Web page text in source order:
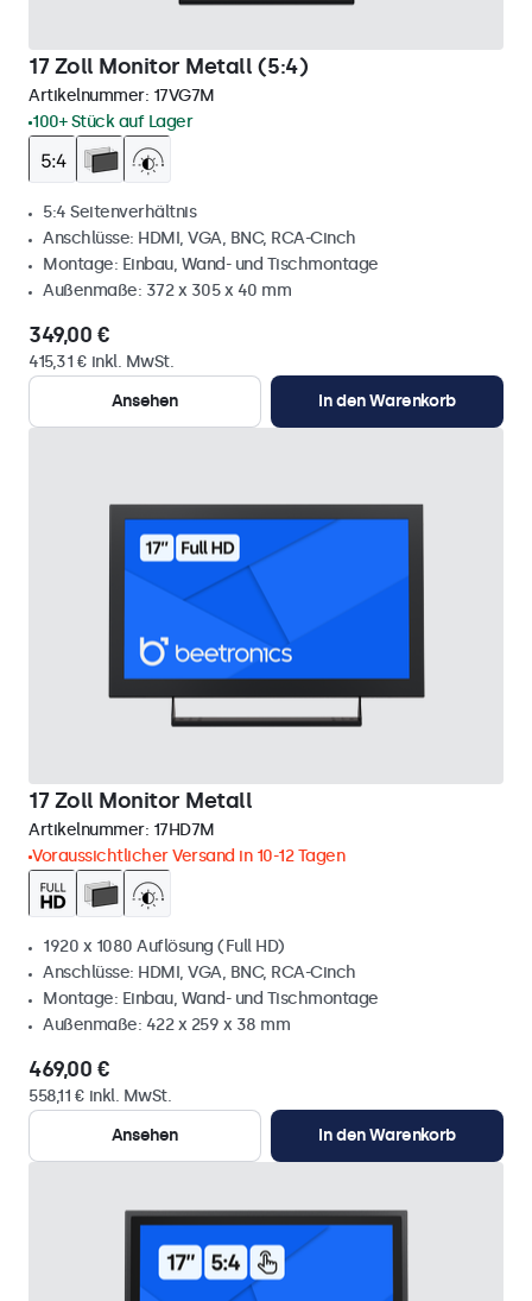
17 Zoll Monitor Metall (5:4)
Artikelnummer: 17VG7M
100+ Stück auf Lager
5:4 Seitenverhältnis
Anschlüsse: HDMI, VGA, BNC, RCA-Cinch
Montage: Einbau, Wand- und Tischmontage
Außenmaße: 372 x 305 x 40 mm
349,00 €
415,31 € inkl. MwSt.
Ansehen
In den Warenkorb
17 Zoll Monitor Metall
Artikelnummer: 17HD7M
Voraussichtlicher Versand in 10-12 Tagen
1920 x 1080 Auflösung (Full HD)
Anschlüsse: HDMI, VGA, BNC, RCA-Cinch
Montage: Einbau, Wand- und Tischmontage
Außenmaße: 422 x 259 x 38 mm
469,00 €
558,11 € inkl. MwSt.
Ansehen
In den Warenkorb